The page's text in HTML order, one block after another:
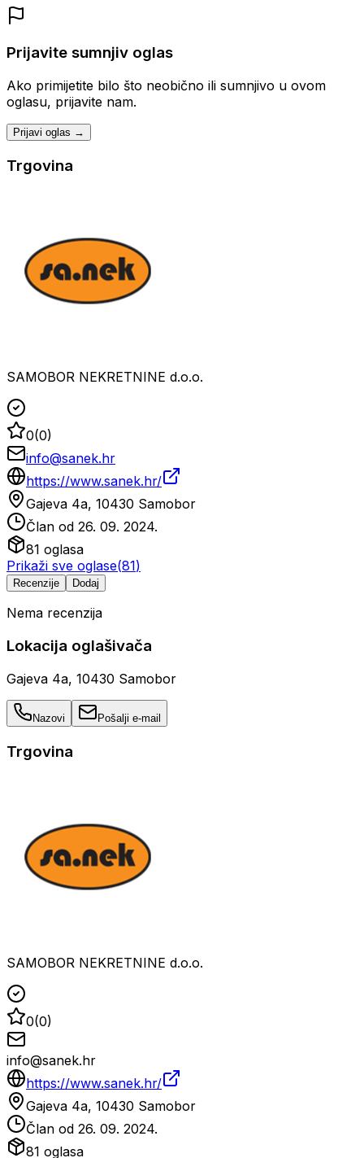
Prijavite sumnjiv oglas
Ako primijetite bilo što neobično ili sumnjivo u ovom
oglasu, prijavite nam.
Prijavi oglas →
Trgovina
SAMOBOR NEKRETNINE d.o.o.
0(0)
info@sanek.hr
https://www.sanek.hr/
Gajeva 4a, 10430 Samobor
Član od 26. 09. 2024.
81 oglasa
Prikaži sve oglase(81)
Recenzije Dodaj
Nema recenzija
Lokacija oglašivača
Gajeva 4a, 10430 Samobor
Nazovi Pošalji e-mail
Trgovina
SAMOBOR NEKRETNINE d.o.o.
0(0)
info@sanek.hr
https://www.sanek.hr/
Gajeva 4a, 10430 Samobor
Član od 26. 09. 2024.
81 oglasa